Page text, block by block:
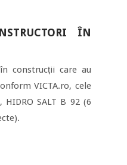
ÎN
construcții care au
VICTA.ro, cele
SALT B 92 (6